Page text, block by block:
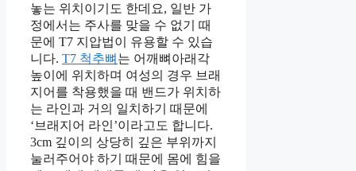
놓는 위치이기도 한데요, 일반 가
정에서는 주사를 맞을 수 없기 때
문에 T7 지압법이 유용할 수 있습
니다. T7 척추뼈 는 어깨뼈아래각
높이에 위치하며 여성의 경우 브래
지어를 착용했을 때 밴드가 위치하
는 라인과 거의 일치하기 때문에
‘브래지어 라인’이라고도 합니다.
3cm 깊이의 상당히 깊은 부위까지
눌러주어야 하기 때문에 몸에 힘을